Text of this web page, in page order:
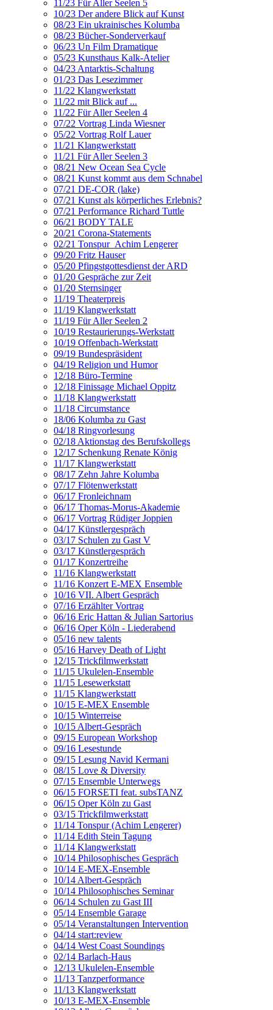
11/23 Für Aller Seelen 5
10/23 Der andere Blick auf Kunst
08/23 Ein ukrainisches Kolumba
08/23 Bücher-Sonderverkauf
06/23 Un Film Dramatique
05/23 Kunsthaus Kalk-Atelier
04/23 Antarktis-Schaltung
01/23 Das Lesezimmer
11/22 Klangwerkstatt
11/22 mit Blick auf ...
11/22 Für Aller Seelen 4
07/22 Vortrag Linda Wiesner
05/22 Vortrag Rolf Lauer
11/21 Klangwerkstatt
11/21 Für Aller Seelen 3
08/21 New Ocean Sea Cycle
08/21 Kunst kommt aus dem Schnabel
07/21 DE-COR (lake)
07/21 Kunst als körperliches Erlebnis?
07/21 Performance Richard Tuttle
06/21 BODY TALE
20/21 Corona-Statements
02/21 Tonspur_Achim Lengerer
09/20 Fritz Hauser
05/20 Pfingstgottesdienst der ARD
01/20 Gespräche zur Zeit
01/20 Sternsinger
11/19 Theaterpreis
11/19 Klangwerkstatt
11/19 Für Aller Seelen 2
10/19 Restaurierungs-Werkstatt
10/19 Offenbach-Werkstatt
09/19 Bundespräsident
04/19 Religion und Humor
12/18 Büro-Termine
12/18 Finissage Michael Oppitz
11/18 Klangwerkstatt
11/18 Circumstance
18/06 Kolumba zu Gast
04/18 Ringvorlesung
02/18 Aktionstag des Berufskollegs
12/17 Schenkung Renate König
11/17 Klangwerkstatt
08/17 Zehn Jahre Kolumba
07/17 Flötenwerkstatt
06/17 Fronleichnam
06/17 Thomas-Morus-Akademie
06/17 Vortrag Rüdiger Joppien
04/17 Künstlergespräch
03/17 Schulen zu Gast V
03/17 Künstlergespräch
01/17 Konzertreihe
11/16 Klangwerkstatt
11/16 Konzert E-MEX Ensemble
10/16 VII. Albert Gespräch
07/16 Erzählter Vortrag
06/16 Eric Hattan & Julian Sartorius
06/16 Oper Köln - Liederabend
05/16 new talents
05/16 Harvey Death of Light
12/15 Trickfilmwerkstatt
11/15 Ukulelen-Ensemble
11/15 Lesewerkstatt
11/15 Klangwerkstatt
10/15 E-MEX Ensemble
10/15 Winterreise
10/15 Albert-Gespräch
09/15 European Workshop
09/16 Lesestunde
09/15 Lesung Navid Kermani
08/15 Love & Diversity
07/15 Ensemble Unterwegs
06/15 FORSETI feat. subsTANZ
06/15 Oper Köln zu Gast
03/15 Trickfilmwerkstatt
11/14 Tonspur (Achim Lengerer)
11/14 Edith Stein Tagung
11/14 Klangwerkstatt
10/14 Philosophisches Gespräch
10/14 E-MEX-Ensemble
10/14 Albert-Gespräch
10/14 Philosophisches Seminar
06/14 Schulen zu Gast III
05/14 Ensemble Garage
05/14 Veranstaltungen Intervention
04/14 start:review
04/14 West Coast Soundings
02/14 Barlach-Haus
12/13 Ukulelen-Ensemble
11/13 Tanzperformance
11/13 Klangwerkstatt
10/13 E-MEX-Ensemble